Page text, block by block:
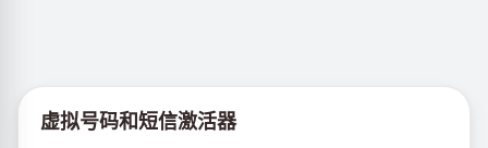
虚拟号码和短信激活器